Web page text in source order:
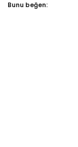
Bunu beğen: